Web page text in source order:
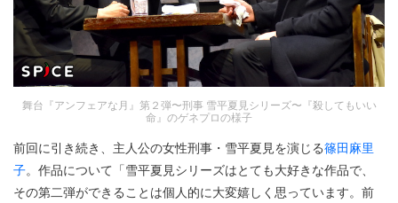
舞台『アンフェアな月』第２弾〜刑事 雪平夏見シリーズ〜『殺してもいい
命』のゲネプロの様子
前回に引き続き、主人公の女性刑事・雪平夏見を演じる篠田麻里
子。作品について「雪平夏見シリーズはとても大好きな作品で、
その第二弾ができることは個人的に大変嬉しく思っています。前